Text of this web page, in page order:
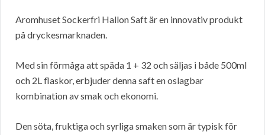
Aromhuset Sockerfri Hallon Saft är en innovativ produkt
på dryckesmarknaden.
Med sin förmåga att späda 1 + 32 och säljas i både 500ml
och 2L flaskor, erbjuder denna saft en oslagbar
kombination av smak och ekonomi.
Den söta, fruktiga och syrliga smaken som är typisk för